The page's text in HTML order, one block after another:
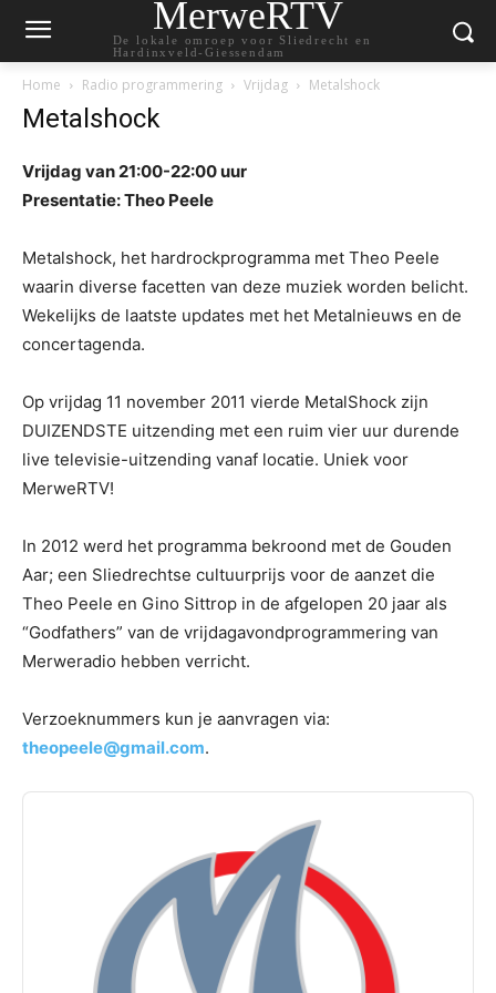
MerweRTV
De lokale omroep voor Sliedrecht en
Hardinxveld-Giessendam
Home Radio programmering Vrijdag Metalshock
Metalshock
Vrijdag van 21:00-22:00 uur
Presentatie: Theo Peele
Metalshock, het hardrockprogramma met Theo Peele
waarin diverse facetten van deze muziek worden belicht.
Wekelijks de laatste updates met het Metalnieuws en de
concertagenda.
Op vrijdag 11 november 2011 vierde MetalShock zijn
DUIZENDSTE uitzending met een ruim vier uur durende
live televisie-uitzending vanaf locatie. Uniek voor
MerweRTV!
In 2012 werd het programma bekroond met de Gouden
Aar; een Sliedrechtse cultuurprijs voor de aanzet die
Theo Peele en Gino Sittrop in de afgelopen 20 jaar als
“Godfathers” van de vrijdagavondprogrammering van
Merweradio hebben verricht.
Verzoeknummers kun je aanvragen via:
theopeele@gmail.com.
Audio